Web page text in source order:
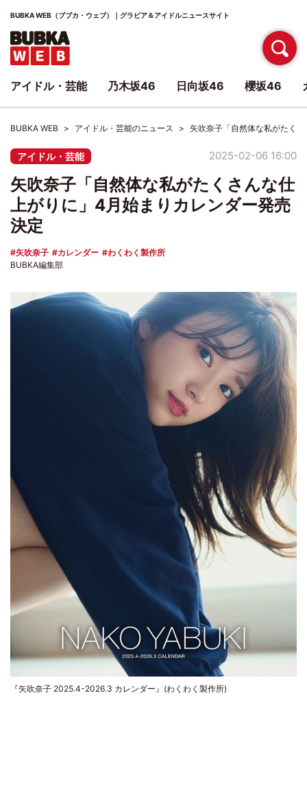
BUBKA WEB（ブブカ・ウェブ）｜グラビア＆アイドルニュースサイト
BUBKA WEB アイドル・芸能のニュース 矢吹奈子「自然体な私がたく
アイドル・芸能 2025-02-06 16:00
矢吹奈子「自然体な私がたくさんな仕
上がりに」4月始まりカレンダー発売
決定
矢吹奈子 カレンダー
わくわく製作所
BUBKA編集部
『矢吹奈子 2025.4-2026.3 カレンダー』(わくわく製作所)
アイドル・芸能 乃木坂46 日向坂46 櫻坂46